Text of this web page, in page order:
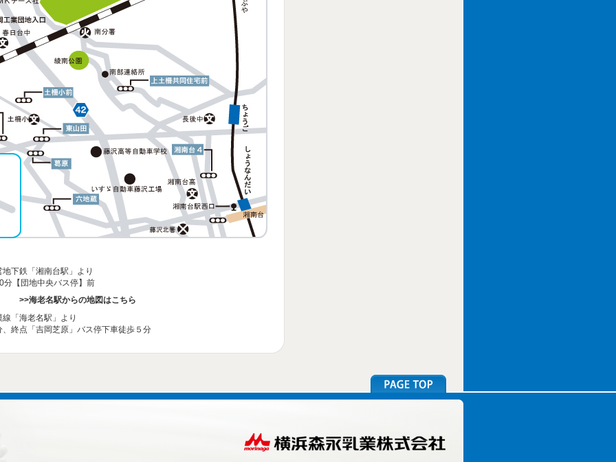
下鉄「湘南台駅」より
分【団地中央バス停】前
>>海老名駅からの地図はこちら
「海老名駅」より
終点「吉岡芝原」バス停下車徒歩５分